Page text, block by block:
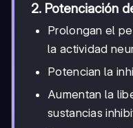
2. Potenciación
Prolongan el
la actividad
Potencian la
Aumentan la
sustancias